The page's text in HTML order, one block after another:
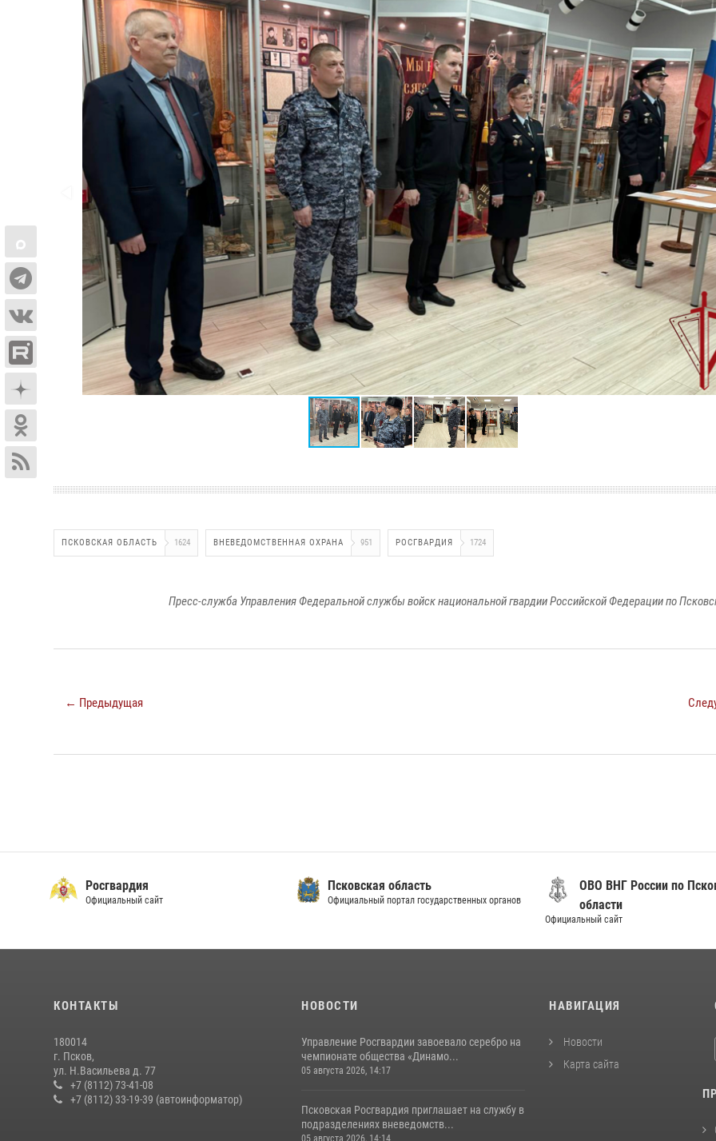
ПСКОВСКАЯ ОБЛАСТЬ 1624 ВНЕВЕДОМСТВЕННАЯ ОХРАНА 951 РОСГВАРДИЯ 1724
Пресс-служба Управления Федеральной службы войск национальной гвардии Российской Федерации по
← Предыдущая
Росгвардия
Официальный сайт
Псковская область
Официальный портал государственных органов
ОВО ВНГ России по
области
Официальный сайт
КОНТАКТЫ
180014
г. Псков,
ул. Н.Васильева д. 77
+7 (8112) 73-41-08
+7 (8112) 33-19-39 (автоинформатор)
НОВОСТИ
Управление Росгвардии завоевало серебро на
чемпионате общества «Динамо...
05 августа 2026, 14:17
Псковская Росгвардия приглашает на службу в
подразделениях вневедомств...
05 августа 2026, 14:14
НАВИГАЦИЯ
Новости
Карта сайта